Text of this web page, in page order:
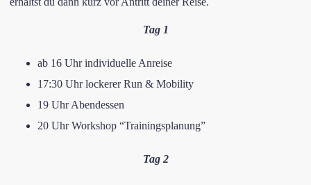
Tag 1
​ab ​16 Uhr individuelle Anreise
​​17:30 Uhr lockerer Run ​& Mobility
​19 Uhr Abendessen
​20 Uhr Workshop “Trainingsplanung”
Tag 2